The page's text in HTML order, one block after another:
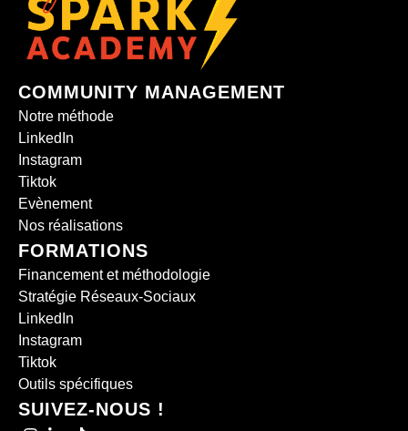
COMMUNITY MANAGEMENT
Notre méthode
LinkedIn
Instagram
Tiktok
Evènement
Nos réalisations
FORMATIONS
Financement et méthodologie
Stratégie Réseaux-Sociaux
LinkedIn
Instagram
Tiktok
Outils spécifiques
SUIVEZ-NOUS !